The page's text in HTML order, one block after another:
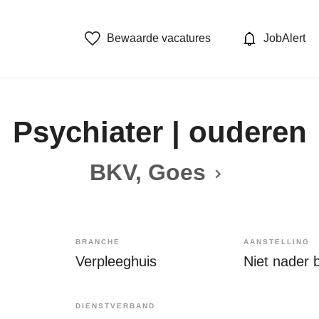
Bewaarde vacatures JobAlert
Psychiater | ouderen
BKV, Goes
BRANCHE
Verpleeghuis
AANSTELLING
Niet nader
DIENSTVERBAND